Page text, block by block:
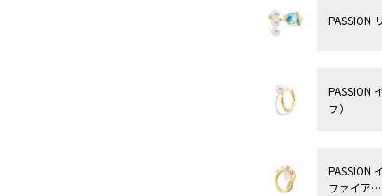
PASSION
PASSION
フ）
PASSION
ファイア…